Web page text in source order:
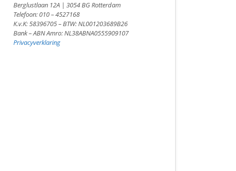
Berglustlaan 12A | 3054 BG Rotterdam
Telefoon: 010 – 4527168
K.v.K: 58396705 – BTW: NL001203689B26
Bank – ABN Amro: NL38ABNA0555909107
Privacyverklaring